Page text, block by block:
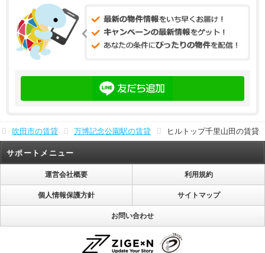
吹田市の賃貸 万博記念公園駅の賃貸 ヒルトップ千里山田の賃貸
サポートメニュー
運営会社概要 利用規約
個人情報保護方針 サイトマップ
お問い合わせ